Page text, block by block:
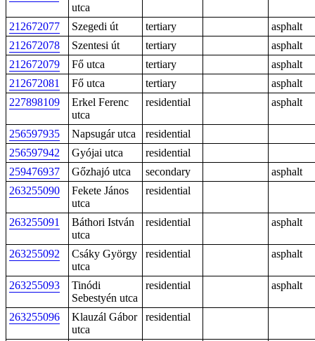
utca
212672077 Szegedi út tertiary
asphalt
212672078
Szentesi út tertiary
asphalt
212672079
Fő utca tertiary
asphalt
212672081
Fő utca tertiary
asphalt
227898109
Erkel Ferenc
utca
residential asphalt
256597935 Napsugár utca
residential
256597942
Gyójai utca
residential
259476937
Gőzhajó utca secondary
asphalt
263255090
Fekete János
utca
residential
263255091
Báthori István
utca
residential asphalt
263255092
Csáky György
utca
residential asphalt
263255093
Tinódi
Sebestyén utca
residential asphalt
263255096
Klauzál Gábor
utca
residential